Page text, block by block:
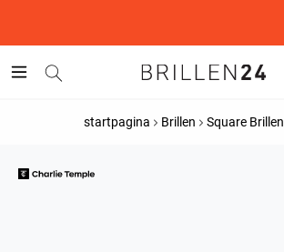
startpagina Brillen Square Brillen